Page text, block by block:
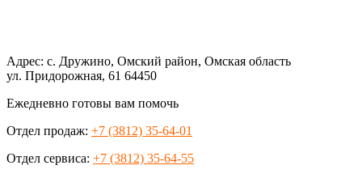
Адрес: с. Дружино, Омский район, Омская область
ул. Придорожная, 61 64450
Ежедневно готовы вам помочь
Отдел продаж: +7 (3812) 35-64-01
Отдел сервиса: +7 (3812) 35-64-55